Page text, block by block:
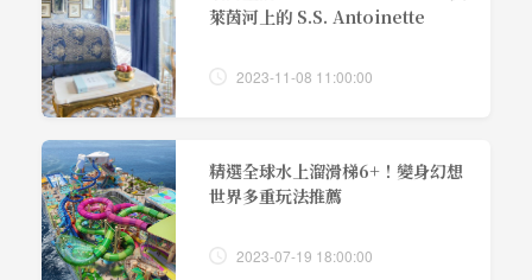
萊茵河上的 S.S. Antoinette
2023-11-08 11:00:00
精選全球水上溜滑梯6+！變身幻想
世界多重玩法推薦
2023-07-19 18:00:00